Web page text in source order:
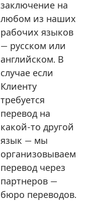
заключение на
любом из наших
рабочих языков
— русском или
английском. В
случае если
Клиенту
требуется
перевод на
какой-то другой
язык — мы
организовываем
перевод через
партнеров —
бюро переводов.